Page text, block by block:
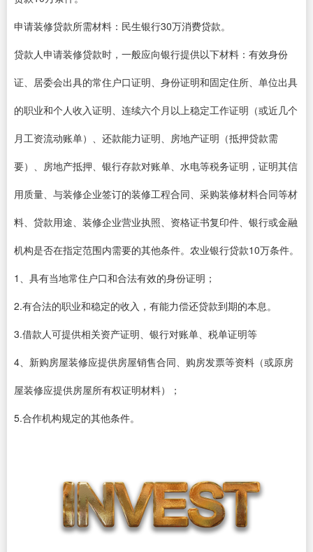
申请装修贷款所需材料：民生银行30万消费贷款。
贷款人申请装修贷款时，一般应向银行提供以下材料：有效身份
证、居委会出具的常住户口证明、身份证明和固定住所、单位出具
的职业和个人收入证明、连续六个月以上稳定工作证明（或近几个
月工资流动账单）、还款能力证明、房地产证明（抵押贷款需
要）、房地产抵押、银行存款对账单、水电等税务证明，证明其信
用质量、与装修企业签订的装修工程合同、采购装修材料合同等材
料、贷款用途、装修企业营业执照、资格证书复印件、银行或金融
机构是否在指定范围内需要的其他条件。农业银行贷款10万条件。
1、具有当地常住户口和合法有效的身份证明；
2.有合法的职业和稳定的收入，有能力偿还贷款到期的本息。
3.借款人可提供相关资产证明、银行对账单、税单证明等
4、新购房屋装修应提供房屋销售合同、购房发票等资料（或原房
屋装修应提供房屋所有权证明材料）；
5.合作机构规定的其他条件。